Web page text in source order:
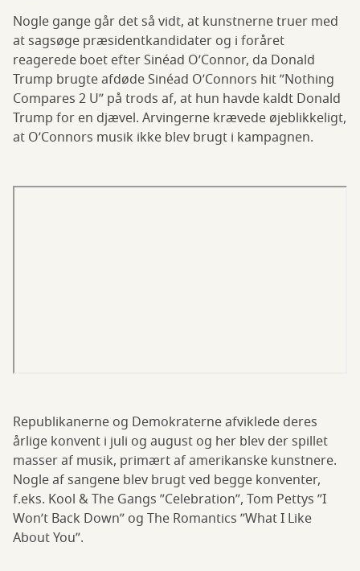
Nogle gange går det så vidt, at kunstnerne truer med
at sagsøge præsidentkandidater og i foråret
reagerede boet efter Sinéad O’Connor, da Donald
Trump brugte afdøde Sinéad O’Connors hit ”Nothing
Compares 2 U” på trods af, at hun havde kaldt Donald
Trump for en djævel. Arvingerne krævede øjeblikkeligt,
at O’Connors musik ikke blev brugt i kampagnen.
Republikanerne og Demokraterne afviklede deres
årlige konvent i juli og august og her blev der spillet
masser af musik, primært af amerikanske kunstnere.
Nogle af sangene blev brugt ved begge konventer,
f.eks. Kool & The Gangs ”Celebration”, Tom Pettys ”I
Won’t Back Down” og The Romantics ”What I Like
About You”.